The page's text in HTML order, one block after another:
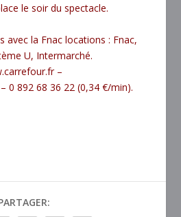
le soir du spectacle.
avec la Fnac locations : Fnac,
U, Intermarché.
–
– 0 892 68 36 22 (0,34 €/min).